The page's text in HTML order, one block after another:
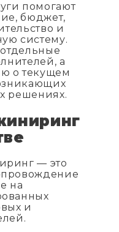
помогают
бюджет,
и
систему.
а
о текущем
решениях.
— это
на
и